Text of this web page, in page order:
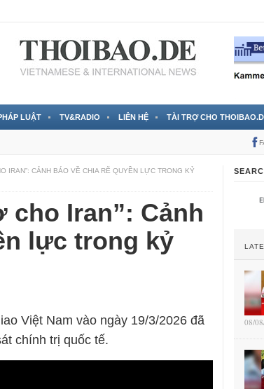
LUẬT TV&RADIO LIÊN HỆ TÀI TRỢ CHO
IRAN”: CẢNH BÁO VỀ CHIA RẼ QUYỀN LỰC TRONG KỶ
cho Iran”: Cảnh
lực trong kỷ
Việt Nam vào ngày 19/3/2026 đã
chính trị quốc tế.
08/